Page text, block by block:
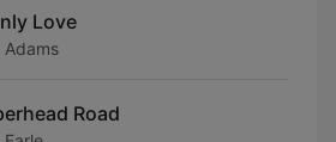
Love
Adams
Road